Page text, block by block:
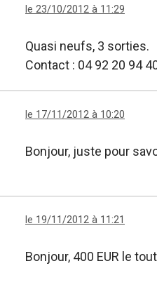
le 23/10/2012 à 11:29
Quasi neufs, 3 sorties.
Contact : 04 92 20 94
le 17/11/2012 à 10:20
Bonjour, juste pour
le 19/11/2012 à 11:21
Bonjour, 400 EUR le